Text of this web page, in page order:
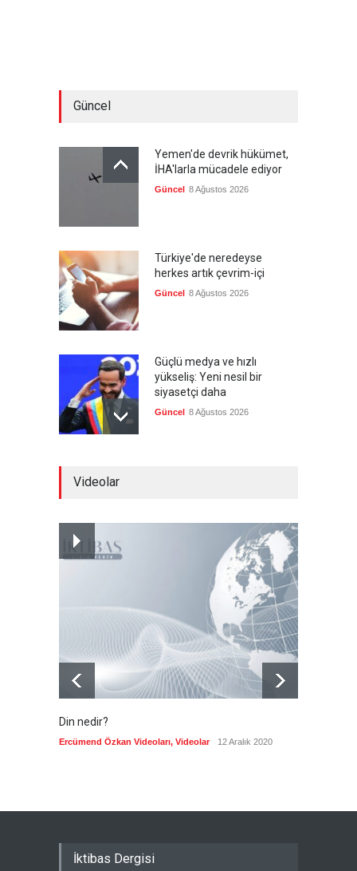
Güncel
Yemen'de devrik hükümet,
İHA'larla mücadele ediyor
Güncel 8 Ağustos 2026
Türkiye'de neredeyse
herkes artık çevrim-içi
Güncel 8 Ağustos 2026
Güçlü medya ve hızlı
yükseliş: Yeni nesil bir
siyasetçi daha
Güncel 8 Ağustos 2026
Kolombiya, solcu Petro'nun
yerine aşırı sağcı Espriella'yı
Güncel 8 Ağustos 2026
Videolar
Din nedir?
Ercümend Özkan Videoları, Videolar 12 Aralık 2020
İktibas Dergisi